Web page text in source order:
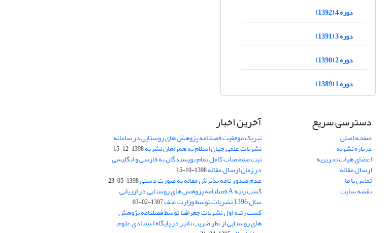
دوره 4 (1392)
دوره 3 (1391)
دوره 2 (1390)
دوره 1 (1389)
دسترسی سریع
صفحه اصلی
درباره نشریه
اعضای هیات تحریریه
ارسال مقاله
تماس با ما
نقشه سایت
آخرین اخبار
تبریک موفقیت فصلنامه پژوهش های روستایی در سامانه
نشریات علمی جهان اسلام به همراهان نشریه1398-12-15
ثبت مشخصات کامل تمام نویسندگان به فارسی و انگلیسی
در زمان ارسال مقاله1398-10-15
عدم صدور نامه پذیرش مقاله به صورت دستی1398-05-23
کسب رتبه A فصلنامه پژوهش های روستایی در ارزیابی
سال 1396 نشریات توسط وزارت عتف 1397-02-03
کسب رتبه اول نشریات جغرافیا توسط فصلنامه پژوهش
های روستایی از نظر ضریب تاثیر در پایگاه استنادی علوم